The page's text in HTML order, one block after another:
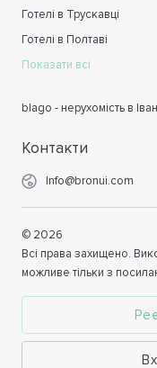
Готелі в Трускавці
Готелі в Полтаві
Показати всі
blago - нерухомість в
Контакти
Info@bronui.com
© 2026
Всі права захищено.
можливе тільки з